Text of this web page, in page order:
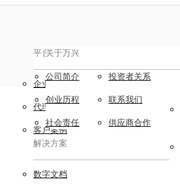
AIGC数字创意
视频创意
万兴剧厂
AI驱动的一站式精品影视内容创作平
台
万兴喵影
AI赋能，你也是剪辑大师
平台服务
企业用户
代理商
客户案例
解决方案
数字文档
关于万兴
公司简介
创业历程
社会责任
投资者关系
联系我们
供应商合作